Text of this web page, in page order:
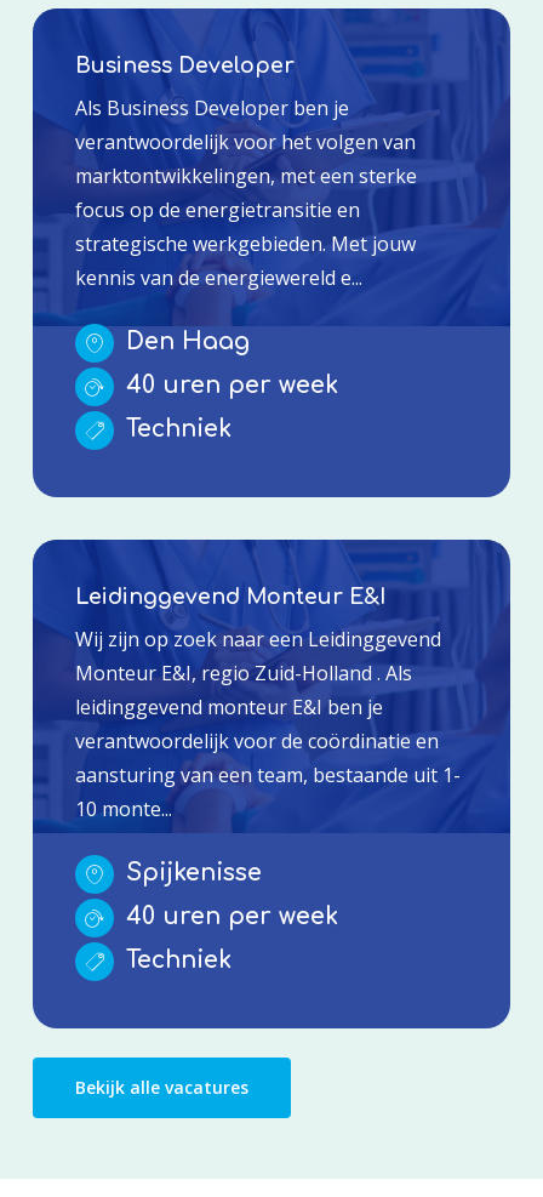
Business Developer
Als Business Developer ben je
verantwoordelijk voor het volgen van
marktontwikkelingen, met een sterke
focus op de energietransitie en
strategische werkgebieden. Met jouw
kennis van de energiewereld e...
Den Haag
40 uren per week
Techniek
Leidinggevend Monteur E&I
Wij zijn op zoek naar een Leidinggevend
Monteur E&I, regio Zuid-Holland . Als
leidinggevend monteur E&I ben je
verantwoordelijk voor de coördinatie en
aansturing van een team, bestaande uit 1-
10 monte...
Spijkenisse
40 uren per week
Techniek
Bekijk alle vacatures